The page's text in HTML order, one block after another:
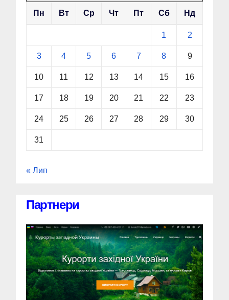
Пн Вт Ср Чт Пт Сб Нд
1 2
3 4 5 6 7 8 9
10 11 12 13 14 15 16
17 18 19 20 21 22 23
24 25 26 27 28 29 30
31
« Лип
Партнери